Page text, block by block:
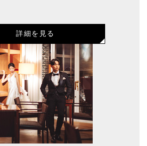
詳細を見る